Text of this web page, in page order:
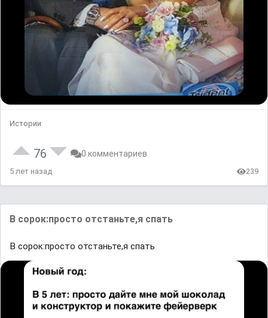
Истории
76 0 комментариев
5 лет назад 239
В сорок:просто отстаньте,я спать
В сорок:просто отстаньте,я спать